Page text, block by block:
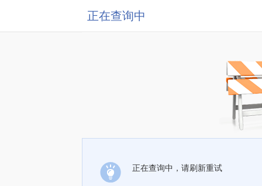
正在查询中
正在查询中，请刷新重试